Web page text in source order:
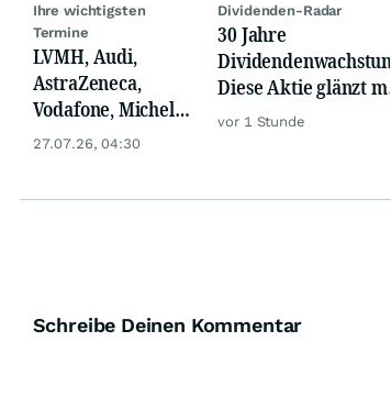
Ihre wichtigsten
Termine
LVMH, Audi,
AstraZeneca,
Vodafone, Michelin
und Hochtief mit
27.07.26, 04:30
Dividenden-Radar
30 Jahre
Dividendenwachstum:
Diese Aktie glänzt mit
Traum-Renditen
vor 1 Stunde
Schreibe Deinen Kommentar